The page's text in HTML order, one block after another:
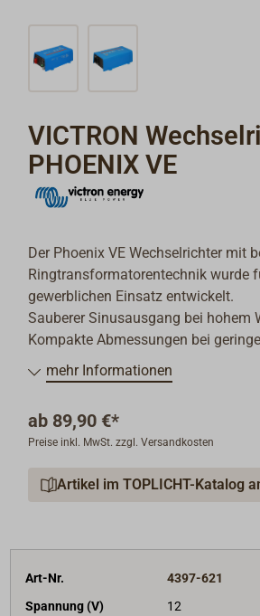
VICTRON
PHOENIX VE
Der Phoenix VE Wechselrichter mit
Ringtransformatorentechnik wurde
gewerblichen Einsatz entwickelt.
Sauberer Sinusausgang bei hohem
Kompakte Abmessungen bei
Ein wesentliches Merkmal dieser
besonders hohe Startleistung.
Anlaufströme z. B. von
Spannungsumformern für LED-
ähnlichem zu verkraften.
die Geräte mit einem Android oder
konfiguriert und kontrolliert werden.
mehr Informationen
ab 89,90 €*
Preise inkl. MwSt. zzgl. Versandkosten
Artikel im TOPLICHT-Katalog
Art-Nr.
4397-621
Spannung (V)
12